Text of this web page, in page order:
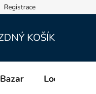
Registrace
KOŠÍK
Bazar Lodě